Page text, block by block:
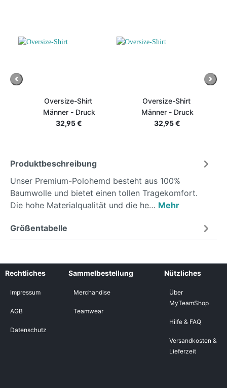
Oversize-Shirt
Männer - Druck
32,95 €
Oversize-Shirt
Männer - Druck
32,95 €
Previous Next
Produktbeschreibung
Unser Premium-Polohemd besteht aus 100%
Baumwolle und bietet einen tollen Tragekomfort.
Die hohe Materialqualität und die he… Mehr
Größentabelle
Rechtliches
Impressum
AGB
Datenschutz
Sammelbestellung
Merchandise
Teamwear
Nützliches
Über
MyTeamShop
Hilfe & FAQ
Versandkosten &
Lieferzeit